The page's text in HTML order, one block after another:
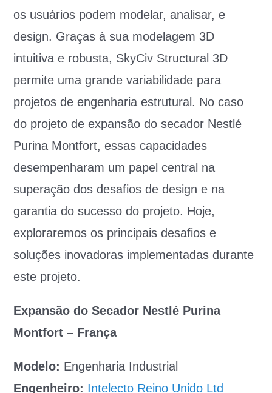
os usuários podem modelar, analisar, e
design. Graças à sua modelagem 3D
intuitiva e robusta, SkyCiv Structural 3D
permite uma grande variabilidade para
projetos de engenharia estrutural. No caso
do projeto de expansão do secador Nestlé
Purina Montfort, essas capacidades
desempenharam um papel central na
superação dos desafios de design e na
garantia do sucesso do projeto. Hoje,
exploraremos os principais desafios e
soluções inovadoras implementadas durante
este projeto.
Expansão do Secador Nestlé Purina
Montfort – França
Modelo: Engenharia Industrial
Engenheiro: Intelecto Reino Unido Ltd